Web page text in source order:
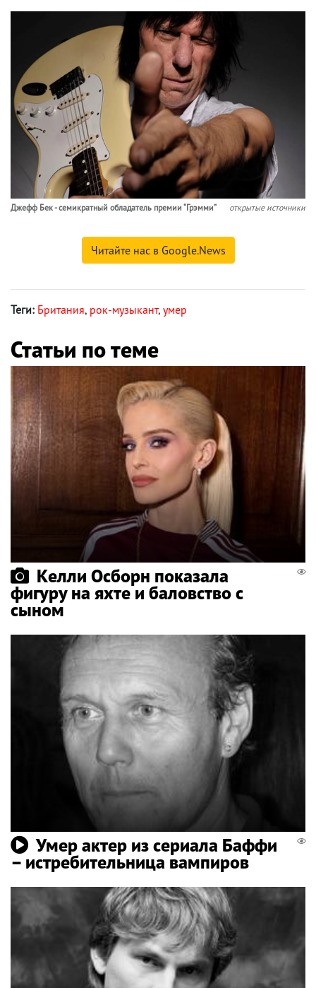
Джефф Бек - семикратный обладатель премии “Грэмми” открытые источники
Читайте нас в Google.News
Теги: Британия, рок-музыкант, умер
Статьи по теме
Келли Осборн показала
фигуру на яхте и баловство с
сыном
Умер актер из сериала Баффи
– истребительница вампиров